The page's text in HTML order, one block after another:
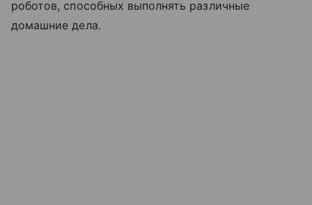
роботов, способных выполнять различные
домашние дела.